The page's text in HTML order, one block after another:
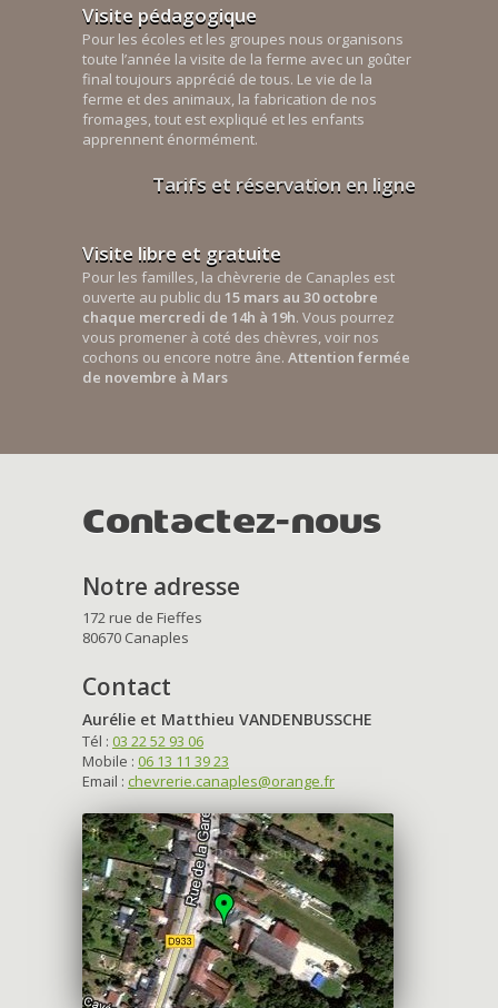
Visite pédagogique
Pour les écoles et les groupes nous organisons
toute l’année la visite de la ferme avec un goûter
final toujours apprécié de tous. Le vie de la
ferme et des animaux, la fabrication de nos
fromages, tout est expliqué et les enfants
apprennent énormément.
Tarifs et réservation en ligne
Visite libre et gratuite
Pour les familles, la chèvrerie de Canaples est
ouverte au public du 15 mars au 30 octobre
chaque mercredi de 14h à 19h. Vous pourrez
vous promener à coté des chèvres, voir nos
cochons ou encore notre âne. Attention fermée
de novembre à Mars
Contactez-nous
Notre adresse
172 rue de Fieffes
80670 Canaples
Contact
Aurélie et Matthieu VANDENBUSSCHE
Tél : 03 22 52 93 06
Mobile : 06 13 11 39 23
Email : chevrerie.canaples@orange.fr